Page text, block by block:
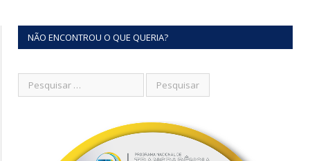
NÃO ENCONTROU O QUE QUERIA?